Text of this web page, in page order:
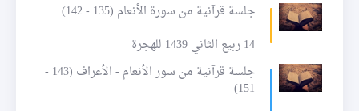
جلسة قرآنية من سورة الأنعام (135 - 142)
14 ربيع الثاني 1439 للهجرة
جلسة قرآنية من سور الأنعام - الأعراف (143 -
151)